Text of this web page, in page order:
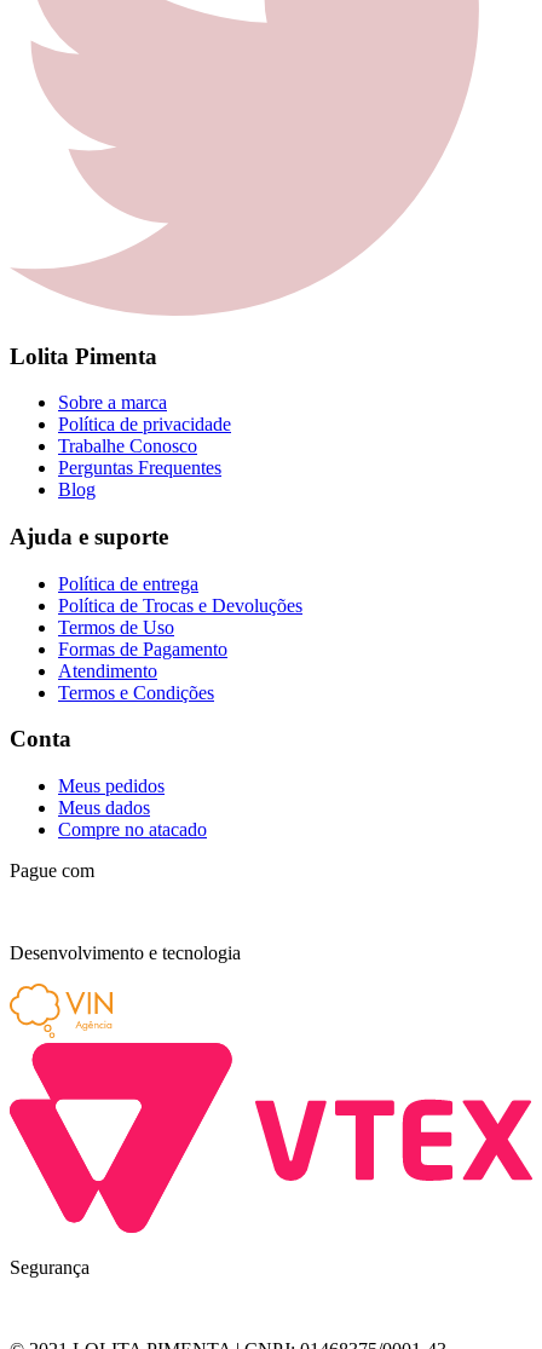
Lolita Pimenta
Sobre a marca
Política de privacidade
Trabalhe Conosco
Perguntas Frequentes
Blog
Ajuda e suporte
Política de entrega
Política de Trocas e Devoluções
Termos de Uso
Formas de Pagamento
Atendimento
Termos e Condições
Conta
Meus pedidos
Meus dados
Compre no atacado
Pague com
Desenvolvimento e tecnologia
Segurança